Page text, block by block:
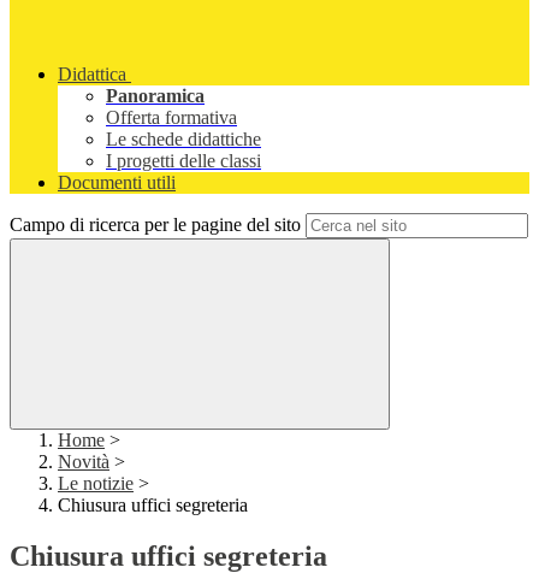
Didattica
Panoramica
Offerta formativa
Le schede didattiche
I progetti delle classi
Documenti utili
Campo di ricerca per le pagine del sito
Home >
Novità >
Le notizie >
Chiusura uffici segreteria
Chiusura uffici segreteria